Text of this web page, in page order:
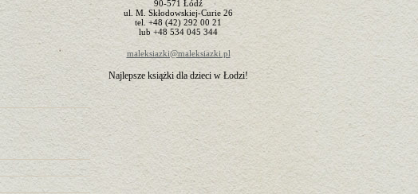
90-571 Łódź
ul. M. Skłodowskiej-Curie 26
tel.+48 (42) 292 00 21
lub +48 534 045 344
maleksiazki@maleksiazki.pl
Najlepsze książki dla dzieci w Łodzi!